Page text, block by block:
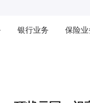
银行业务 保险业